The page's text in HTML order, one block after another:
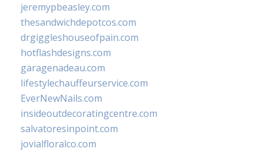
jeremypbeasley.com
thesandwichdepotcos.com
drgiggleshouseofpain.com
hotflashdesigns.com
garagenadeau.com
lifestylechauffeurservice.com
EverNewNails.com
insideoutdecoratingcentre.com
salvatoresinpoint.com
jovialfloralco.com